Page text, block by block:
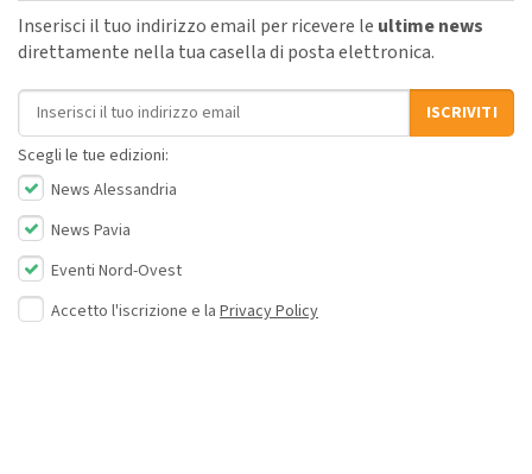
Inserisci il tuo indirizzo email per ricevere le ultime news
direttamente nella tua casella di posta elettronica.
Indirizzo email
ISCRIVITI
Scegli le tue edizioni:
News Alessandria
News Pavia
Eventi Nord-Ovest
Accetto l'iscrizione e la Privacy Policy